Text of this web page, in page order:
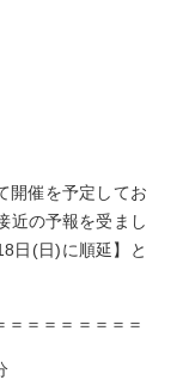
開催を予定してお
近の予報を受まし
日(日)に順延】と
＝＝＝＝＝＝＝＝